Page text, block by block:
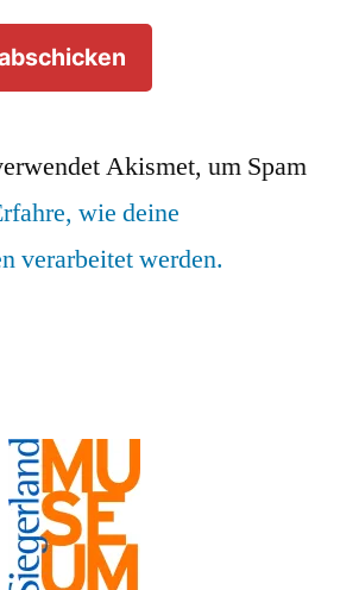
Akismet, um Spam
wie deine
verarbeitet werden.